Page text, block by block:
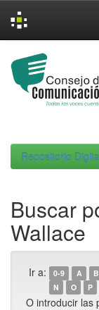
navigation
Repositorio
Buscar
Wallace
Ir a: 0-9 A B
N
O P
O introducir las